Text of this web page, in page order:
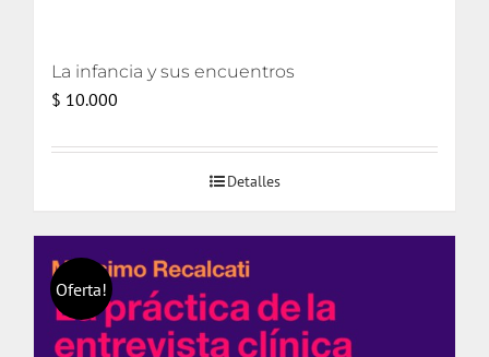
La infancia y sus encuentros
$ 10.000
Detalles
Oferta!